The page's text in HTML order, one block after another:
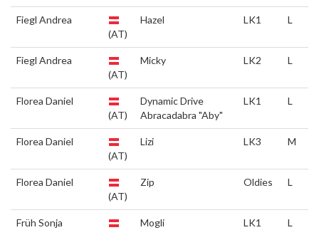
Fiegl Andrea
(AT)
Hazel LK1 L
Fiegl Andrea
(AT)
Micky LK2 L
Florea Daniel
(AT)
Dynamic Drive
Abracadabra "Aby"
LK1 L
Florea Daniel
(AT)
Lizi LK3 M
Florea Daniel
(AT)
Zip Oldies L
Früh Sonja
Mogli LK1 L